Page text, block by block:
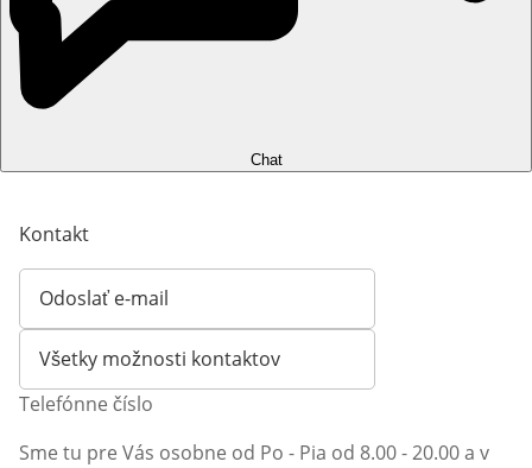
Chat
Kontakt
Odoslať e-mail
Otvorí e-mailového klienta
Všetky možnosti kontaktov
Telefónne číslo
Sme tu pre Vás osobne od Po - Pia od 8.00 - 20.00 a v